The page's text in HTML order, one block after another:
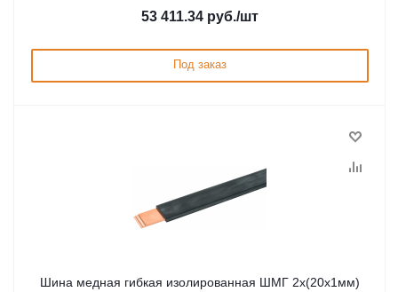
53 411.34 руб./шт
Под заказ
Шина медная гибкая изолированная ШМГ 2х(20х1мм)